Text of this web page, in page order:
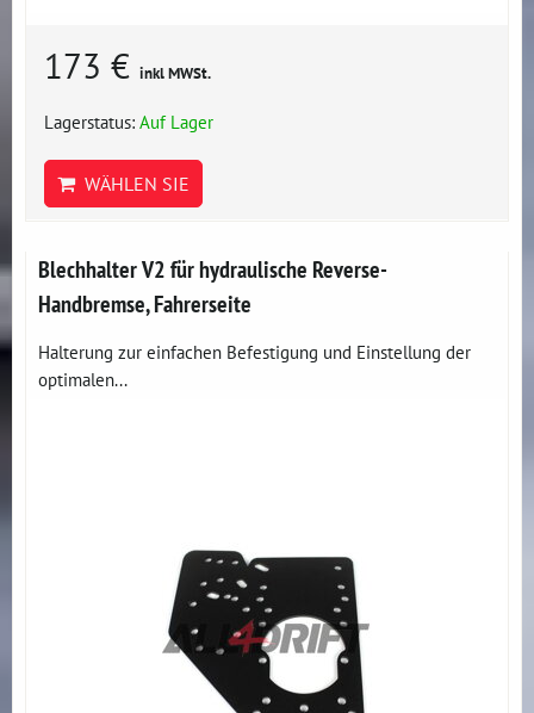
173 € inkl MWSt.
Lagerstatus: Auf Lager
WÄHLEN SIE
Blechhalter V2 für hydraulische Reverse-
Handbremse, Fahrerseite
Halterung zur einfachen Befestigung und Einstellung der
optimalen...